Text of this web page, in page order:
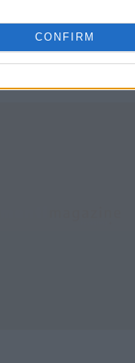
CONFIRM
mantenere la
È